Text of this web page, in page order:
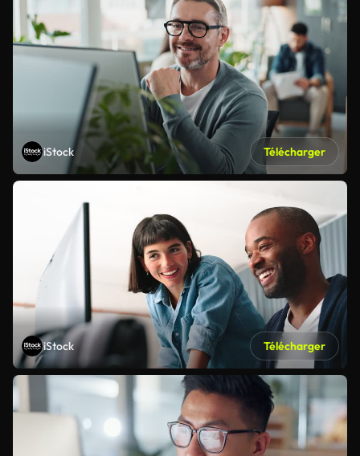
iStock Télécharger
iStock Télécharger